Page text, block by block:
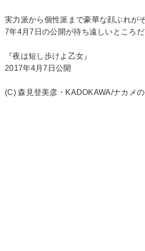
実力派から個性派まで豪華な顔ぶれが
7年4月7日の公開が待ち遠しいところだ
『夜は短し歩けよ乙女』
2017年4月7日公開
(C) 森見登美彦・KADOKAWA/ナカメ